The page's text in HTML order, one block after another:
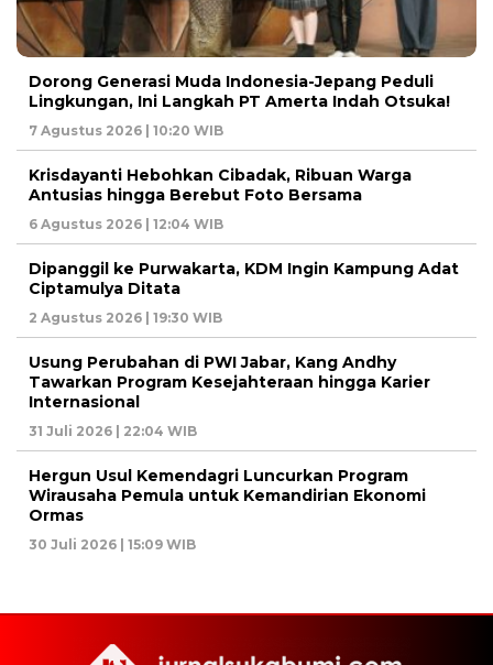
Dorong Generasi Muda Indonesia-Jepang Peduli
Lingkungan, Ini Langkah PT Amerta Indah Otsuka!
7 Agustus 2026 | 10:20 WIB
Krisdayanti Hebohkan Cibadak, Ribuan Warga
Antusias hingga Berebut Foto Bersama
6 Agustus 2026 | 12:04 WIB
Dipanggil ke Purwakarta, KDM Ingin Kampung Adat
Ciptamulya Ditata
2 Agustus 2026 | 19:30 WIB
Usung Perubahan di PWI Jabar, Kang Andhy
Tawarkan Program Kesejahteraan hingga Karier
Internasional
31 Juli 2026 | 22:04 WIB
Hergun Usul Kemendagri Luncurkan Program
Wirausaha Pemula untuk Kemandirian Ekonomi
Ormas
30 Juli 2026 | 15:09 WIB